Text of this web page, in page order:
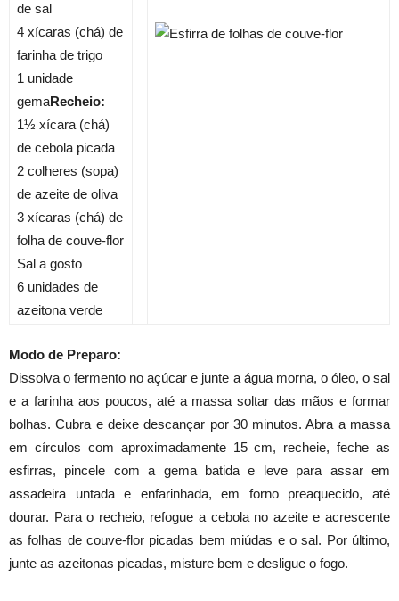
de sal
4 xícaras (chá) de
farinha de trigo
1 unidade
gemaRecheio:
1½ xícara (chá)
de cebola picada
2 colheres (sopa)
de azeite de oliva
3 xícaras (chá) de
folha de couve-flor
Sal a gosto
6 unidades de
azeitona verde
Modo de Preparo:
Dissolva o fermento no açúcar e junte a água morna, o óleo, o sal
e a farinha aos poucos, até a massa soltar das mãos e formar
bolhas. Cubra e deixe descançar por 30 minutos. Abra a massa
em círculos com aproximadamente 15 cm, recheie, feche as
esfirras, pincele com a gema batida e leve para assar em
assadeira untada e enfarinhada, em forno preaquecido, até
dourar. Para o recheio, refogue a cebola no azeite e acrescente
as folhas de couve-flor picadas bem miúdas e o sal. Por último,
junte as azeitonas picadas, misture bem e desligue o fogo.